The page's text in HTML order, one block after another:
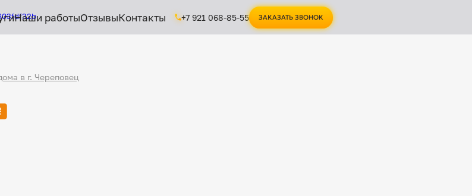
Наши работыОтзывыКонтакты +7 921 068-85-55 ЗАКАЗАТЬ ЗВОНОК
в г. Череповец